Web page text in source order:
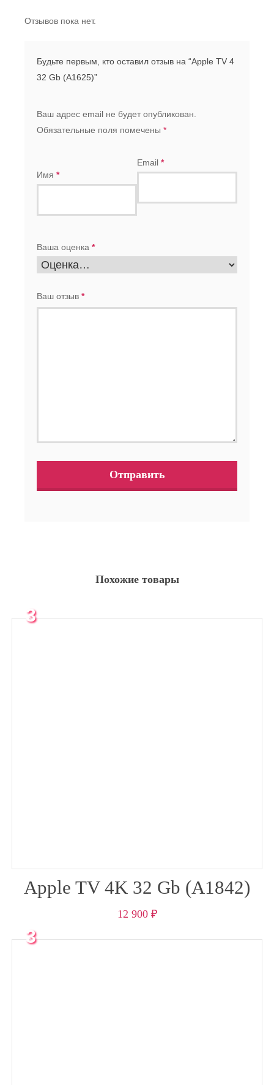
Отзывов пока нет.
Будьте первым, кто оставил отзыв на “Apple TV 4
32 Gb (A1625)”
Ваш адрес email не будет опубликован.
Обязательные поля помечены *
Имя *
Email *
Ваша оценка *
Ваш отзыв *
Похожие товары
Apple TV 4K 32 Gb (A1842)
12 900 ₽
3
3